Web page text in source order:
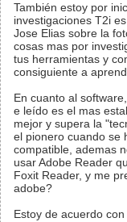
También estoy por
investigaciones T2i
Jose Elias sobre la
cosas mas por
tus herramientas y
consiguiente a
En cuanto al
e leído es el mas
mejor y supera la
el pionero cuando se
compatible, ademas
usar Adobe Reader
Foxit Reader, y me
adobe?
Estoy de acuerdo